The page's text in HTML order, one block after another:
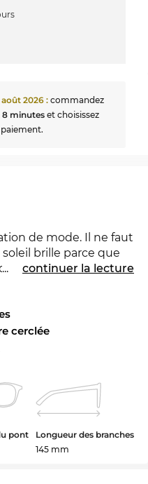
août 2026 : commandez
8 minutes et choisissez
de mode. Il ne faut
brille parce que
une sensation
es pionnière. Pour la
distingue avec sa
une autre
voir les autres
adressent
le bon look pour 2024
carrée accentue
... continuer la lecture
cerclée
pont
Longueur des branches
145 mm